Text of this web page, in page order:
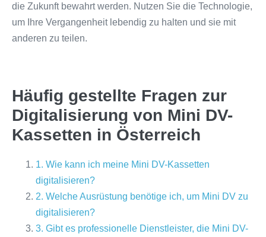
die Zukunft bewahrt werden. Nutzen Sie die Technologie,
um Ihre Vergangenheit lebendig zu halten und sie mit
anderen zu teilen.
Häufig gestellte Fragen zur
Digitalisierung von Mini DV-
Kassetten in Österreich
1. Wie kann ich meine Mini DV-Kassetten
digitalisieren?
2. Welche Ausrüstung benötige ich, um Mini DV zu
digitalisieren?
3. Gibt es professionelle Dienstleister, die Mini DV-